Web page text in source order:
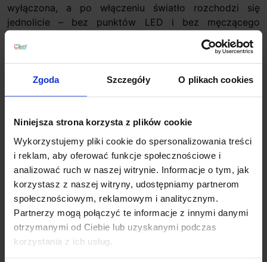
Zgoda Szczegóły O plikach cookies
Niniejsza strona korzysta z plików cookie
Wykorzystujemy pliki cookie do spersonalizowania treści
i reklam, aby oferować funkcje społecznościowe i
analizować ruch w naszej witrynie. Informacje o tym, jak
korzystasz z naszej witryny, udostępniamy partnerom
społecznościowym, reklamowym i analitycznym.
Partnerzy mogą połączyć te informacje z innymi danymi
otrzymanymi od Ciebie lub uzyskanymi podczas
korzystania z ich usług.
wyłączona, a po włączeniu światło rozchodzi się
jednolicie – bez punktów LED i bez męczącego
wzmacnia efekt gładkiej, eleganckiej powierzchni
świecenia.
Warianty kolorystyczne – 4 wykończenia
Oxygen_W1 występuje w czterech rozpoznawalnych
zestawieniach kolorystycznych. Klosz jest
dwukolorowy – z
białym wnętrzem
, które wzmacnia
odbicie i poprawia wrażenie jasności:
biały
czarno-biały(czarny na zewnątrz, biały wewnątrz)
żółto-biały
błękitno-biały